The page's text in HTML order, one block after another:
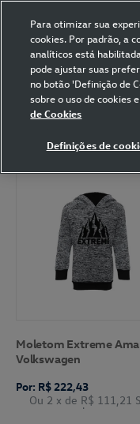
Home Volkswagen
6 anos 594
Moletom Extreme
Volkswagen
Por: R$ 222,43
Ou 2 x de R$ 111,21
Juros
Para otimizar sua
cookies. Por padrão, a
analíticos está
pode ajustar suas
no botão 'Definição de
sobre o uso de cookies
de Cookies
Definições de